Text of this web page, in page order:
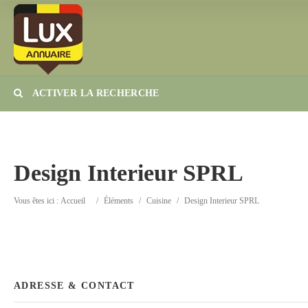
ACTIVER LA RECHERCHE
Catégorie
Design Interieur SPRL
Vous êtes ici : Accueil / Éléments / Cuisine / Design Interieur SPRL
ADRESSE & CONTACT